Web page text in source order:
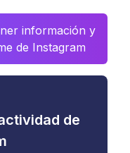
información y
de Instagram
de